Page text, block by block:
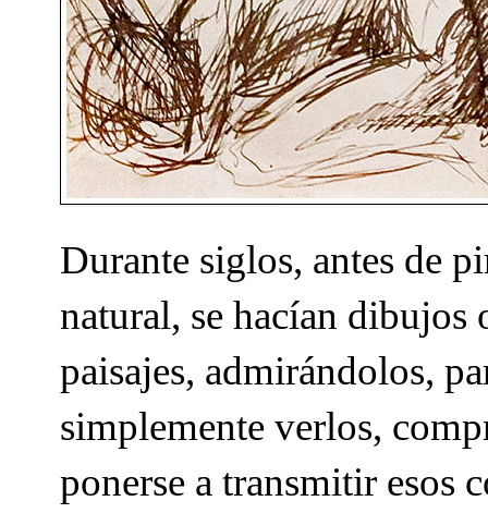
Durante siglos, antes de
natural, se hacían dibujos
paisajes, admirándolos,
simplemente verlos,
ponerse a transmitir esos